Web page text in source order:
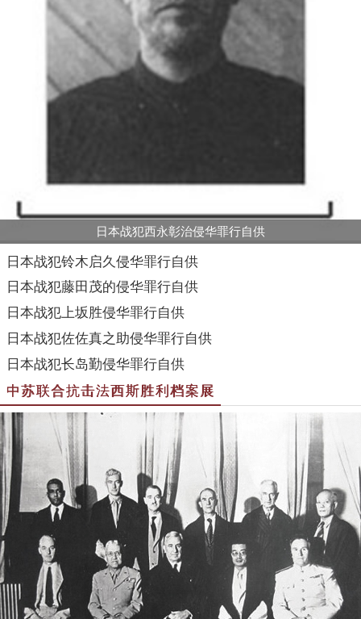
日本战犯西永彰治侵华罪行自供
日本战犯铃木启久侵华罪行自供
日本战犯藤田茂的侵华罪行自供
日本战犯上坂胜侵华罪行自供
日本战犯佐佐真之助侵华罪行自供
日本战犯长岛勤侵华罪行自供
中苏联合抗击法西斯胜利档案展